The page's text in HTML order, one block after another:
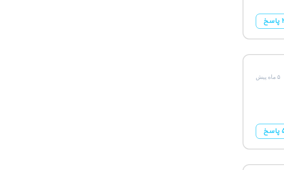
۵ ماه پیش